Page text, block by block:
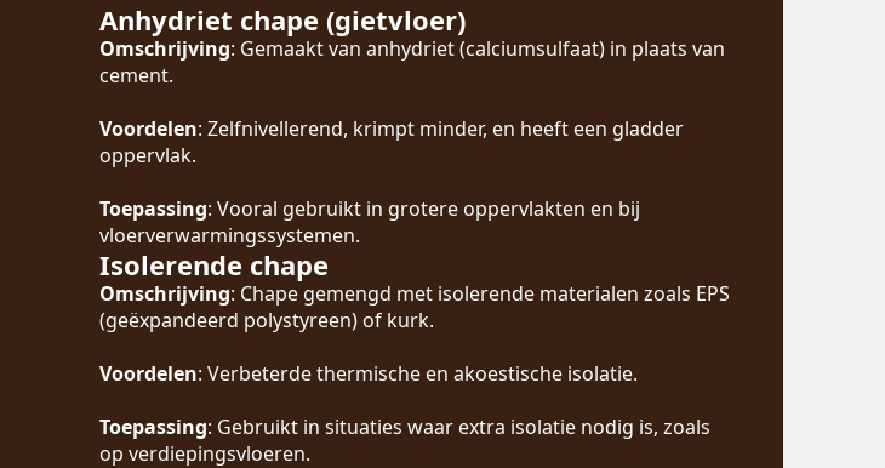
Anhydriet chape (gietvloer)
Omschrijving: Gemaakt van anhydriet (calciumsulfaat) in plaats van
cement.
Voordelen: Zelfnivellerend, krimpt minder, en heeft een gladder
oppervlak.
Toepassing: Vooral gebruikt in grotere oppervlakten en bij
vloerverwarmingssystemen.
Isolerende chape
Omschrijving: Chape gemengd met isolerende materialen zoals EPS
(geëxpandeerd polystyreen) of kurk.
Voordelen: Verbeterde thermische en akoestische isolatie.
Toepassing: Gebruikt in situaties waar extra isolatie nodig is, zoals
op verdiepingsvloeren.